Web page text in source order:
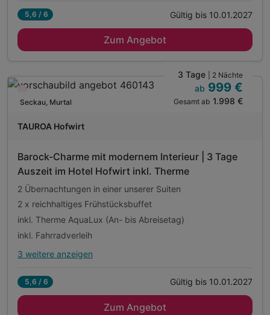
1 x reichhaltiges Frühstücksbuffet
inkl. Fahrradverleih
inkl. Parkplatz, Fahrradverleih, W-Lan
5,6 / 6 Gültig bis 10.01.2027
Zum Angebot
Wieder frei ab November
Seckau, Murtal
3 Tage | 2 Nächte
ab 999 €
Gesamt ab 1.998 €
TAUROA Hofwirt
Barock-Charme mit modernem Interieur | 3 Tage
Auszeit im Hotel Hofwirt inkl. Therme
2 Übernachtungen in einer unserer Suiten
2 x reichhaltiges Frühstücksbuffet
inkl. Therme AquaLux (An- bis Abreisetag)
inkl. Fahrradverleih
Alle Inklusivleistungen
2 x reichhaltiges Frühstücksbuffet
3 weitere anzeigen
5,6 / 6 Gültig bis 10.01.2027
Zum Angebot